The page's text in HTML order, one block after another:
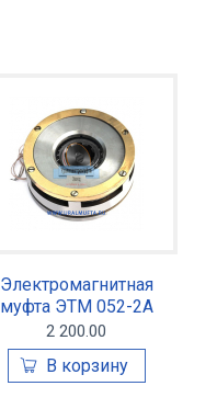
Электромагнитная
муфта ЭТМ 052-2А
2 200.00